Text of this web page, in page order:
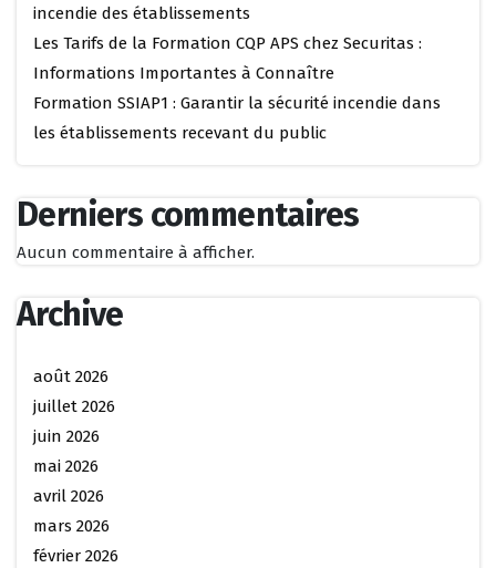
incendie des établissements
Les Tarifs de la Formation CQP APS chez Securitas :
Informations Importantes à Connaître
Formation SSIAP1 : Garantir la sécurité incendie dans
les établissements recevant du public
Derniers commentaires
Aucun commentaire à afficher.
Archive
août 2026
juillet 2026
juin 2026
mai 2026
avril 2026
mars 2026
février 2026